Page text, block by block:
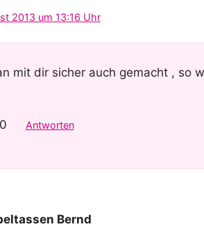
2013 um 13:16 Uhr
mit dir sicher auch gemacht , so
0 Antworten
Bernd